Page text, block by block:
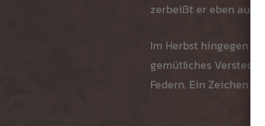
zerbeißt er eben auch
Im Herbst hingegen
gemütliches Versteck
Federn. Ein Zeichen